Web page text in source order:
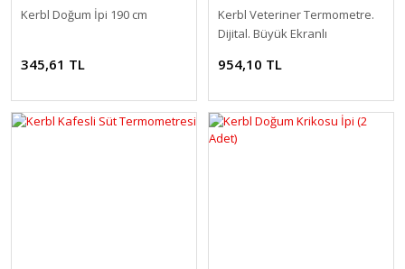
Kerbl Doğum İpi 190 cm
345,61 TL
Kerbl Veteriner Termometre.
Dijital. Büyük Ekranlı
954,10 TL